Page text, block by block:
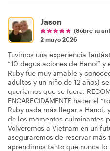
Jason
(Sobre tu
2 mayo 2026
Tuvimos una experiencia
“10 degustaciones de Hanoi” y
Ruby fue muy amable y
adultos y un niño de 12 años)
queríamos que se fuera.
ENCARECIDAMENTE hacer el
Ruby nada más llegar a Hanoi,
de los momentos culminantes
Volveremos a Vietnam en un
aseguraremos de reservar más
aprendimos tanto que nunca lo